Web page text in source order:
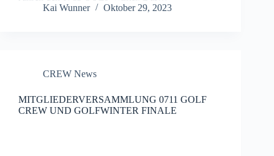
Kai Wunner
Oktober 29, 2023
CREW News
MITGLIEDERVERSAMMLUNG 0711 GOLF
CREW UND GOLFWINTER FINALE